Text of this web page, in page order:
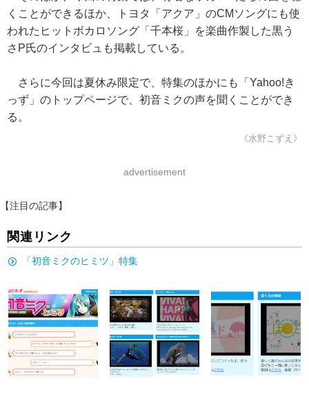
くことができるほか、トヨタ「アクア」のCMソングにも使
われたヒットボカロソング「千本桜」を楽曲作製した黒う
さP氏のインタビュも掲載している。
さらに今回は夏休み限定で、特集のほかにも「Yahoo!き
っず」のトップページで、初音ミクの声を聞くことができ
る。
《水野こずえ》
advertisement
【注目の記事】
関連リンク
「初音ミクのヒミツ」特集